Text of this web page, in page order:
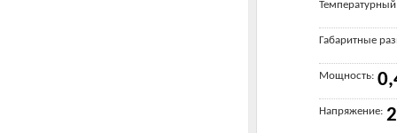
Габаритные
Мощность:
Напряжение: